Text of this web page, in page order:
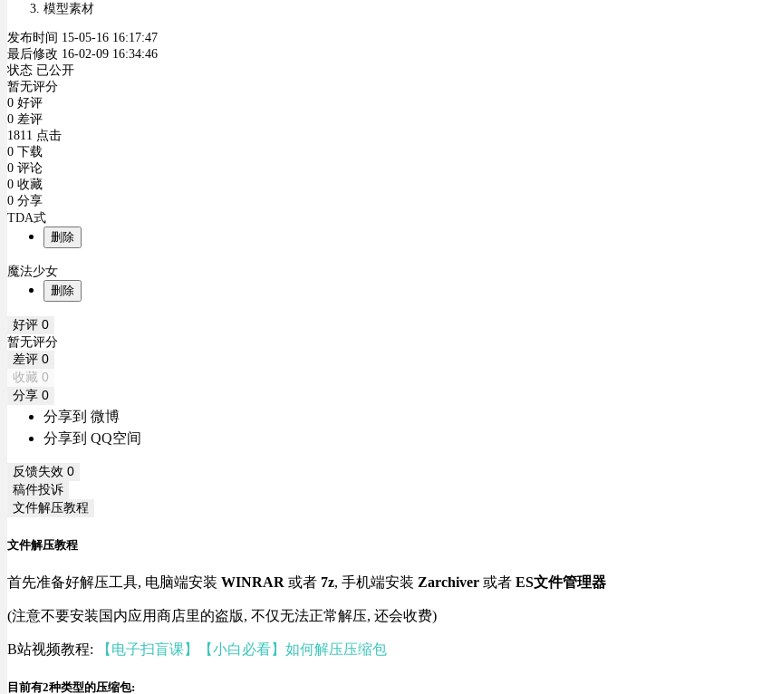
模型素材
发布时间 15-05-16 16:17:47
最后修改 16-02-09 16:34:46
状态 已公开
暂无评分
0 好评
0 差评
1811 点击
0 下载
0 评论
0 收藏
0 分享
TDA式
删除
魔法少女
删除
好评 0
暂无评分
差评 0
收藏 0
分享 0
分享到 微博
分享到 QQ空间
反馈失效 0
稿件投诉
文件解压教程
文件解压教程
首先准备好解压工具, 电脑端安装 WINRAR 或者 7z, 手机端安装 Zarchiver 或者 ES文件管理器
(注意不要安装国内应用商店里的盗版, 不仅无法正常解压, 还会收费)
B站视频教程: 【电子扫盲课】【小白必看】如何解压压缩包
目前有2种类型的压缩包: